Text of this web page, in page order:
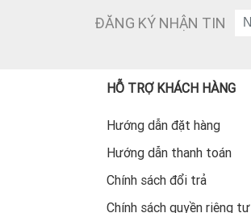
ĐĂNG KÝ NHẬN TIN
HỖ TRỢ KHÁCH HÀNG
Hướng dẫn đặt hàng
Hướng dẫn thanh toán
Chính sách đổi trả
Chính sách quyền riêng tư